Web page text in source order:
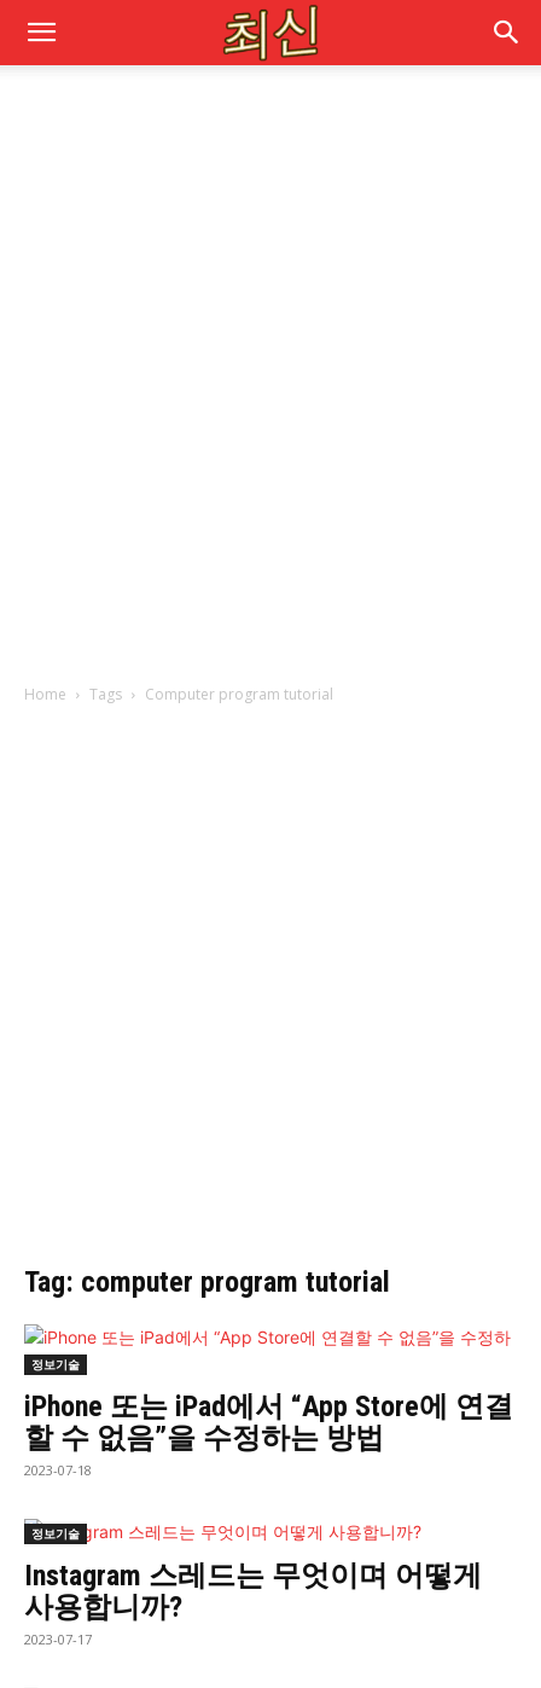
Home Tags Computer program tutorial
Tag: computer program tutorial
정보기술
iPhone 또는 iPad에서 “App Store에 연결
할 수 없음”을 수정하는 방법
2023-07-18
정보기술
Instagram 스레드는 무엇이며 어떻게
사용합니까?
2023-07-17